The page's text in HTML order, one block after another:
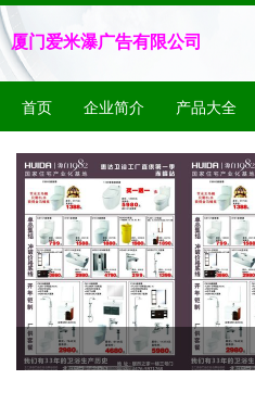
厦门爱米瀑广告有限公司
首页 企业简介 产品大全